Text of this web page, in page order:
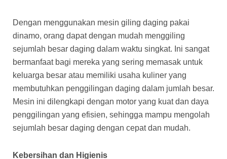
Dengan menggunakan mesin giling daging pakai
dinamo, orang dapat dengan mudah menggiling
sejumlah besar daging dalam waktu singkat. Ini sangat
bermanfaat bagi mereka yang sering memasak untuk
keluarga besar atau memiliki usaha kuliner yang
membutuhkan penggilingan daging dalam jumlah besar.
Mesin ini dilengkapi dengan motor yang kuat dan daya
penggilingan yang efisien, sehingga mampu mengolah
sejumlah besar daging dengan cepat dan mudah.
Kebersihan dan Higienis